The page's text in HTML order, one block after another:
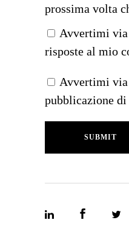
prossima volta
Avvertimi
risposte al mio
Avvertimi
pubblicazione
SUBMIT